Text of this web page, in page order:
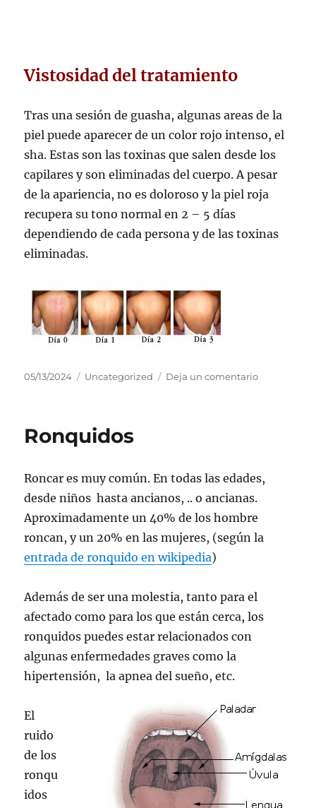
Vistosidad del tratamiento
Tras una sesión de guasha, algunas areas de la
piel puede aparecer de un color rojo intenso, el
sha. Estas son las toxinas que salen desde los
capilares y son eliminadas del cuerpo. A pesar
de la apariencia, no es doloroso y la piel roja
recupera su tono normal en 2 – 5 días
dependiendo de cada persona y de las toxinas
eliminadas.
Publicado
05/13/2024 Categorías
Uncategorized Deja un comentarioen
Ronquidos
Roncar es muy común. En todas las edades,
desde niños hasta ancianos, .. o ancianas.
Aproximadamente un 40% de los hombre
roncan, y un 20% en las mujeres, (según la
entrada de ronquido en wikipedia)
Además de ser una molestia, tanto para el
afectado como para los que están cerca, los
ronquidos puedes estar relacionados con
algunas enfermedades graves como la
hipertensión, la apnea del sueño, etc.
El
ruido
de los
ronqu
idos